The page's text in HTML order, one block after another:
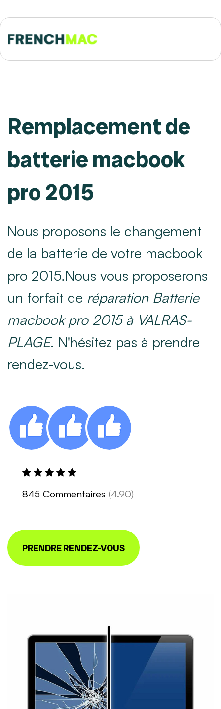
Remplacement de
batterie macbook
pro 2015
Nous proposons le changement
de la batterie de votre macbook
pro 2015.Nous vous proposerons
un forfait de réparation Batterie
macbook pro 2015 à VALRAS-
PLAGE. N'hésitez pas à prendre
rendez-vous.
845 Commentaires (4.90)
PRENDRE RENDEZ-VOUS